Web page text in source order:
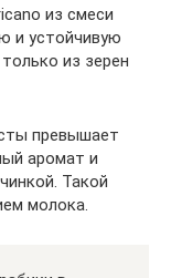
из смеси
и устойчивую
из зерен
превышает
аромат и
Такой
молока.